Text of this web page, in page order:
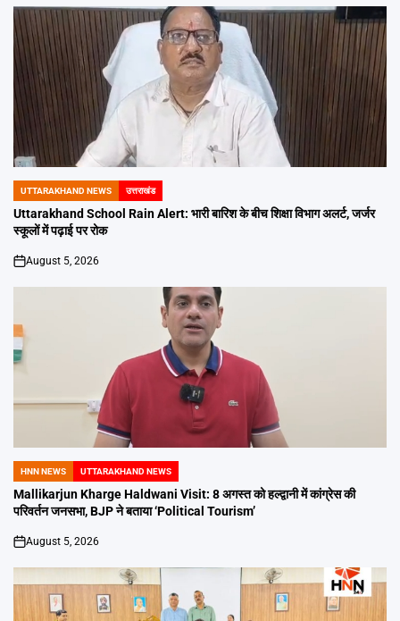
POSTED
IN
UTTARAKHAND NEWS उत्तराखंड
Uttarakhand School Rain Alert: भारी बारिश के बीच शिक्षा विभाग अलर्ट, जर्जर
स्कूलों में पढ़ाई पर रोक
on
August 5, 2026
POSTED
IN
HNN NEWS UTTARAKHAND NEWS
Mallikarjun Kharge Haldwani Visit: 8 अगस्त को हल्द्वानी में कांग्रेस की
परिवर्तन जनसभा, BJP ने बताया ‘Political Tourism’
on
August 5, 2026